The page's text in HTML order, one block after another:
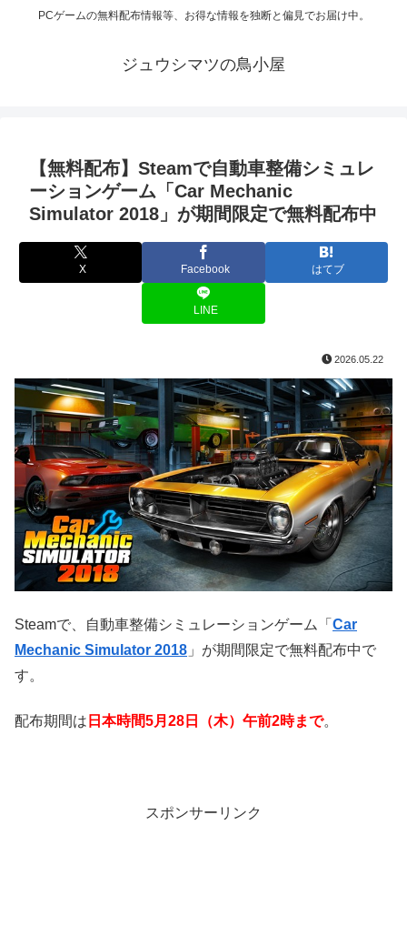
PCゲームの無料配布情報等、お得な情報を独断と偏見でお届け中。
ジュウシマツの鳥小屋
【無料配布】Steamで自動車整備シミュレ
ーションゲーム「Car Mechanic
Simulator 2018」が期間限定で無料配布中
X Facebook はてブ
LINE
2026.05.22
Steamで、自動車整備シミュレーションゲーム「 Car
Mechanic Simulator 2018 」が期間限定で無料配布中で
す。
配布期間は 日本時間5月28日（木）午前2時まで。
スポンサーリンク